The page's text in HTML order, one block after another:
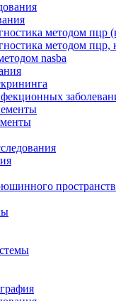
методом пцр
методом пцр,
nasba